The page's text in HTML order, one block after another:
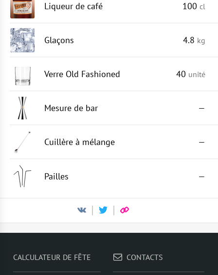
Liqueur de café 100 cl
Glaçons 4.8 kg
Verre Old Fashioned 40 unité
Mesure de bar —
Cuillère à mélange —
Pailles —
CALCULATEUR DE FÊTE CONTACTS